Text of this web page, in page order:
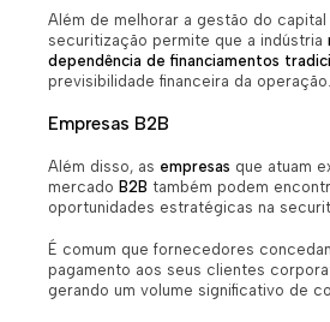
Além de melhorar a gestão do capital
securitização permite que a indústria
dependência de financiamentos
previsibilidade financeira da operação.
Empresas B2B
Além disso, as empresas que atuam
mercado B2B também podem
oportunidades estratégicas na
É comum que fornecedores
pagamento aos seus clientes
gerando um volume significativo de